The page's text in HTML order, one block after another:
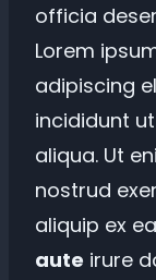
officia
Lorem
adipiscing
incididunt
aliqua. Ut
nostrud
aliquip ex
aute irure